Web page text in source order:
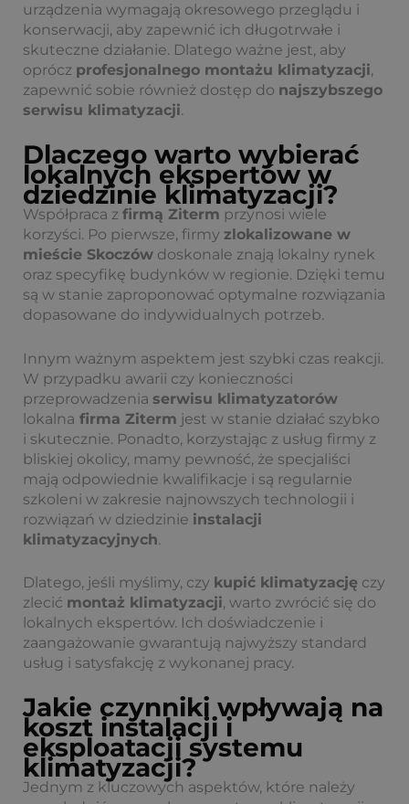
urządzenia wymagają okresowego przeglądu i
konserwacji, aby zapewnić ich długotrwałe i
skuteczne działanie. Dlatego ważne jest, aby
oprócz profesjonalnego montażu klimatyzacji,
zapewnić sobie również dostęp do najszybszego
serwisu klimatyzacji.
Dlaczego warto wybierać
lokalnych ekspertów w
dziedzinie klimatyzacji?
Współpraca z firmą Ziterm przynosi wiele
korzyści. Po pierwsze, firmy zlokalizowane w
mieście Skoczów doskonale znają lokalny rynek
oraz specyfikę budynków w regionie. Dzięki temu
są w stanie zaproponować optymalne rozwiązania
dopasowane do indywidualnych potrzeb.
Innym ważnym aspektem jest szybki czas reakcji.
W przypadku awarii czy konieczności
przeprowadzenia serwisu klimatyzatorów
lokalna firma Ziterm jest w stanie działać szybko
i skutecznie. Ponadto, korzystając z usług firmy z
bliskiej okolicy, mamy pewność, że specjaliści
mają odpowiednie kwalifikacje i są regularnie
szkoleni w zakresie najnowszych technologii i
rozwiązań w dziedzinie instalacji
klimatyzacyjnych.
Dlatego, jeśli myślimy, czy kupić klimatyzację czy
zlecić montaż klimatyzacji, warto zwrócić się do
lokalnych ekspertów. Ich doświadczenie i
zaangażowanie gwarantują najwyższy standard
usług i satysfakcję z wykonanej pracy.
Jakie czynniki wpływają na
koszt instalacji i
eksploatacji systemu
klimatyzacji?
Jednym z kluczowych aspektów, które należy